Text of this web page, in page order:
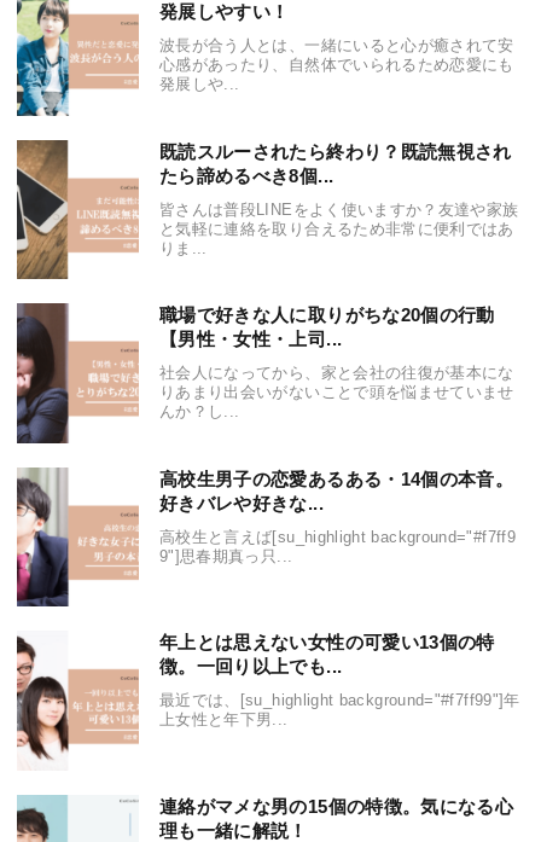
発展しやすい！
波長が合う人とは、一緒にいると心が癒されて安
心感があったり、自然体でいられるため恋愛にも
発展しや...
既読スルーされたら終わり？既読無視され
たら諦めるべき8個...
皆さんは普段LINEをよく使いますか？友達や家族
と気軽に連絡を取り合えるため非常に便利ではあ
りま...
職場で好きな人に取りがちな20個の行動
【男性・女性・上司...
社会人になってから、家と会社の往復が基本にな
りあまり出会いがないことで頭を悩ませていませ
んか？し...
高校生男子の恋愛あるある・14個の本音。
好きバレや好きな...
高校生と言えば[su_highlight background="#f7ff9
9"]思春期真っ只...
年上とは思えない女性の可愛い13個の特
徴。一回り以上でも...
最近では、[su_highlight background="#f7ff99"]年
上女性と年下男...
連絡がマメな男の15個の特徴。気になる心
理も一緒に解説！